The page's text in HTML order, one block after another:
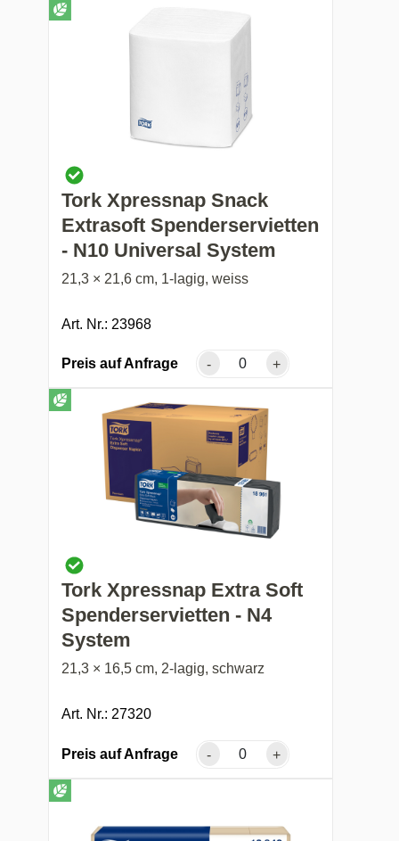
Tork Xpressnap Snack
Extrasoft Spenderservietten
- N10 Universal System
21,3 × 21,6 cm, 1-lagig, weiss
Art. Nr.: 23968
Preis auf Anfrage - +
Tork Xpressnap Extra Soft
Spenderservietten - N4
System
21,3 × 16,5 cm, 2-lagig, schwarz
Art. Nr.: 27320
Preis auf Anfrage - +